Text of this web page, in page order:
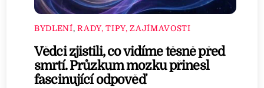
BYDLENÍ,RADY, TIPY, ZAJÍMAVOSTI
Vědci zjistili, co vidíme těsně před
smrtí. Průzkum mozku přinesl
fascinující odpověď